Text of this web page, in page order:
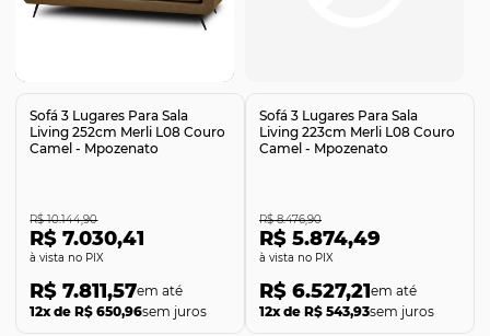
Sofá 3 Lugares Para Sala
Living 252cm Merli L08 Couro
Camel - Mpozenato
R$ 7.030,41
no PIX
R$ 10.144,90
R$ 7.811,57
12x de R$ 650,96sem juros
Sofá 3 Lugares Para Sala
Living 223cm Merli L08 Couro
Camel - Mpozenato
R$ 5.874,49
no PIX
R$ 8.476,90
R$ 6.527,21
12x de R$ 543,93sem juros